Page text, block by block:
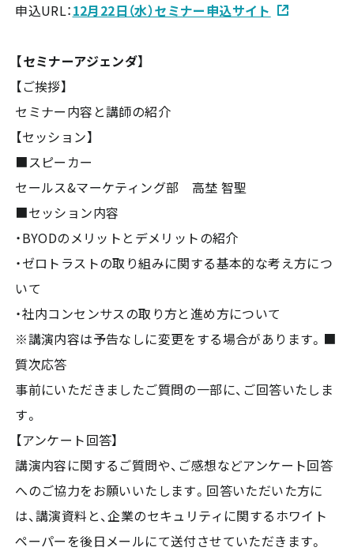
申込URL：12月22日（水）セミナー申込サイト
【セミナーアジェンダ】
【ご挨拶】
セミナー内容と講師の紹介
【セッション】
■スピーカー
セールス&マーケティング部 高埜 智聖
■セッション内容
・BYODのメリットとデメリットの紹介
・ゼロトラストの取り組みに関する基本的な考え方につ
いて
・社内コンセンサスの取り方と進め方について
※講演内容は予告なしに変更をする場合があります。■
質次応答
事前にいただきましたご質問の一部に、ご回答いたしま
す。
【アンケート回答】
講演内容に関するご質問や、ご感想などアンケート回答
へのご協力をお願いいたします。回答いただいた方に
は、講演資料と、企業のセキュリティに関するホワイト
ペーパーを後日メールにて送付させていただきます。